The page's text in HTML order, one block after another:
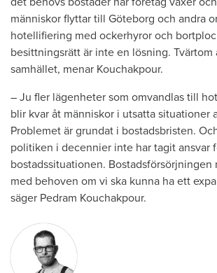
människor flyttar till Göteborg och andra
hotellifiering med ockerhyror och
besittningsrätt är inte en lösning.
samhället, menar Kouchakpour.
– Ju fler lägenheter som omvandlas till
blir kvar åt människor i utsatta situationer
Problemet är grundat i bostadsbristen.
politiken i decennier inte har tagit ansvar
bostadssituationen. Bostadsförsörjningen
med behoven om vi ska kunna ha ett
säger Pedram Kouchakpour.